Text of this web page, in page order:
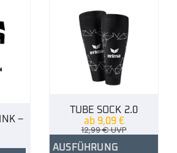
–
TUBE SOCK 2.0
ab 9,09 €
12,99€UVP
AUSFÜHRUNG